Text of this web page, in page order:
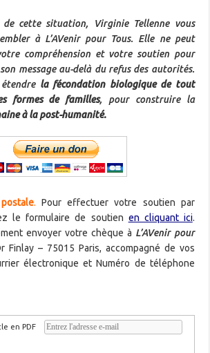
cette situation, Virginie Tellenne vous
à L’AVenir pour Tous. Elle ne peut
compréhension et votre soutien pour
message au-delà du refus des autorités.
la fécondation biologique de tout
formes de familles, pour construire la
à la post-humanité.
. Pour effectuer votre soutien par
le formulaire de soutien en cliquant ici.​
envoyer votre chèque à L’AVenir pour
– 75015 Paris, accompagné de vos
électronique et Numéro de téléphone
en PDF